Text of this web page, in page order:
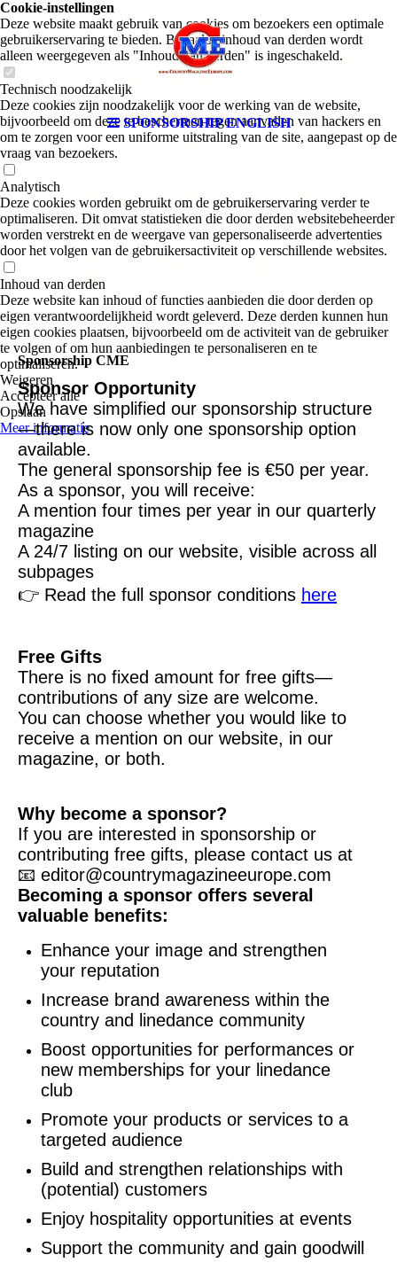
SPONSORSHIP ENGLISH
Magazine for
Artists and
Line Dancers -
since 2001
Sponsorship CME
Sponsor Opportunity
We have simplified our sponsorship structure
—there is now only one sponsorship option
available.
The general sponsorship fee is €50 per year.
As a sponsor, you will receive:
A mention four times per year in our quarterly
magazine
A 24/7 listing on our website, visible across all
subpages
👉 Read the full sponsor conditions here
Free Gifts
There is no fixed amount for free gifts—
contributions of any size are welcome.
You can choose whether you would like to
receive a mention on our website, in our
magazine, or both.
Why become a sponsor?
If you are interested in sponsorship or
contributing free gifts, please contact us at
📧 editor@countrymagazineeurope.com
Becoming a sponsor offers several
valuable benefits:
Enhance your image and strengthen
your reputation
Increase brand awareness within the
country and linedance community
Boost opportunities for performances or
new memberships for your linedance
club
Promote your products or services to a
targeted audience
Build and strengthen relationships with
(potential) customers
Enjoy hospitality opportunities at events
Support the community and gain goodwill
Cookie-instellingen
Deze website maakt gebruik van cookies om bezoekers een optimale
gebruikerservaring te bieden. Bepaalde inhoud van derden wordt
alleen weergegeven als "Inhoud van derden" is ingeschakeld.
Technisch noodzakelijk
Deze cookies zijn noodzakelijk voor de werking van de website,
bijvoorbeeld om deze te beschermen tegen aanvallen van hackers en
om te zorgen voor een uniforme uitstraling van de site, aangepast op de
vraag van bezoekers.
Analytisch
Deze cookies worden gebruikt om de gebruikerservaring verder te
optimaliseren. Dit omvat statistieken die door derden websitebeheerder
worden verstrekt en de weergave van gepersonaliseerde advertenties
door het volgen van de gebruikersactiviteit op verschillende websites.
Inhoud van derden
Deze website kan inhoud of functies aanbieden die door derden op
eigen verantwoordelijkheid wordt geleverd. Deze derden kunnen hun
eigen cookies plaatsen, bijvoorbeeld om de activiteit van de gebruiker
te volgen of om hun aanbiedingen te personaliseren en te
optimaliseren.
Weigeren
Accepteer alle
Opslaan
Meer informatie